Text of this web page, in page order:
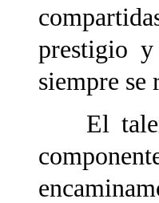
prestigio
siempre se
El